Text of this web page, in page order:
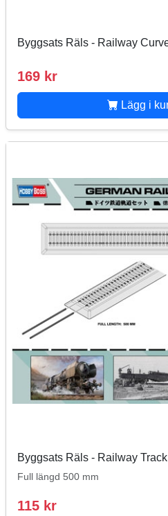
Byggsats Räls - Railway
169 kr
Lägg i
Byggsats Räls - Railway
Full längd 500 mm
115 kr